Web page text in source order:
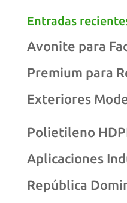
Entradas
Avonite para
Premium para
Exteriores
Polietileno
Aplicaciones
República